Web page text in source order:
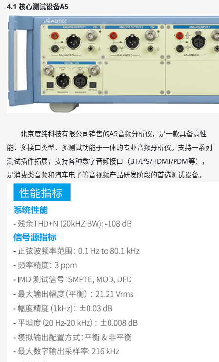
4.1 核心测试设备A5
北京度纬科技有限公司销售的A5音频分析仪，是一款具备高性
能、多接口类型、多测试功能于一体的专业音频分析仪。支持一系列
测试插件拓展，支持各种数字音频接口（BT/I²S/HDMI/PDM等），
是消费类音频和汽车电子等音视频产品研发阶段的首选测试设备。